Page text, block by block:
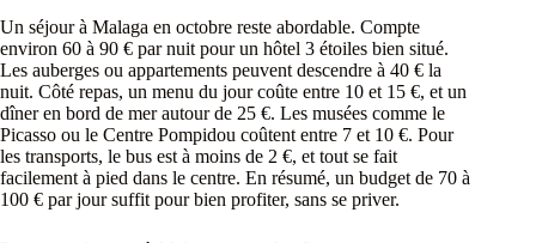
Un séjour à Malaga en octobre reste abordable. Compte
environ 60 à 90 € par nuit pour un hôtel 3 étoiles bien situé.
Les auberges ou appartements peuvent descendre à 40 € la
nuit. Côté repas, un menu du jour coûte entre 10 et 15 €, et un
dîner en bord de mer autour de 25 €. Les musées comme le
Picasso ou le Centre Pompidou coûtent entre 7 et 10 €. Pour
les transports, le bus est à moins de 2 €, et tout se fait
facilement à pied dans le centre. En résumé, un budget de 70 à
100 € par jour suffit pour bien profiter, sans se priver.